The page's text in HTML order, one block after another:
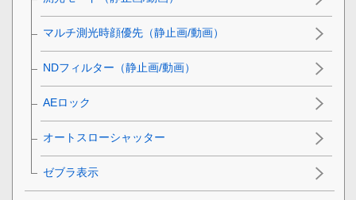
マルチ測光時顔優先 （静止画/動画）
NDフィルター （静止画/動画）
AEロック
オートスローシャッター
ゼブラ表示